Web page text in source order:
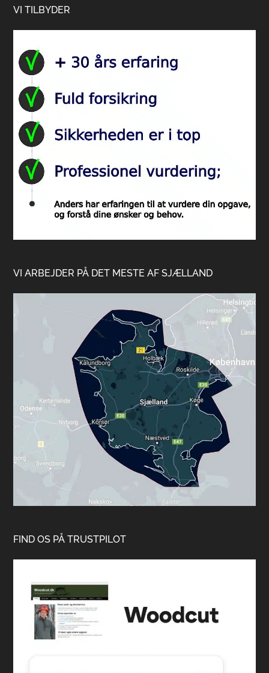
Footer
VI TILBYDER
VI ARBEJDER PÅ DET MESTE AF SJÆLLAND
FIND OS PÅ TRUSTPILOT